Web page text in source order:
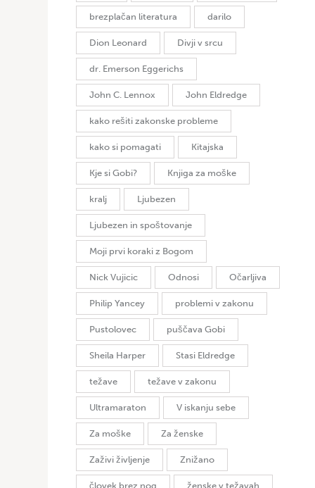
brezplačan literatura darilo
Dion Leonard Divji v srcu
dr. Emerson Eggerichs
John C. Lennox John Eldredge
kako rešiti zakonske probleme
kako si pomagati Kitajska
Kje si Gobi? Knjiga za moške
kralj Ljubezen
Ljubezen in spoštovanje
Moji prvi koraki z Bogom
Nick Vujicic Odnosi Očarljiva
Philip Yancey problemi v zakonu
Pustolovec puščava Gobi
Sheila Harper Stasi Eldredge
težave težave v zakonu
Ultramaraton V iskanju sebe
Za moške Za ženske
Zaživi življenje Znižano
človek brez nog ženske v težavah